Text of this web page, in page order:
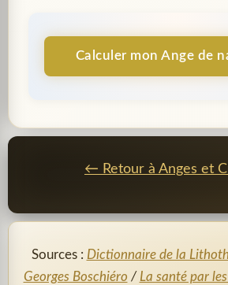
Calculer mon Ange de
← Retour à Anges et
Sources : Dictionnaire de la
Georges Boschiéro / La santé par